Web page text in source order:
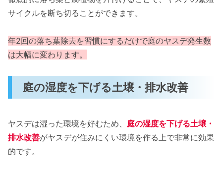
サイクルを断ち切ることができます。
年2回の落ち葉除去を習慣にするだけで庭のヤスデ発生数
は大幅に変わります。
庭の湿度を下げる土壌・排水改善
ヤスデは湿った環境を好むため、 庭の湿度を下げる土壌・
排水改善がヤスデが住みにくい環境を作る上で非常に効果
的です。